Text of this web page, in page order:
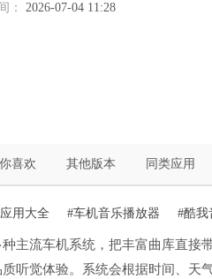
： 2026-07-04 11:28
喜欢 其他版本 同类应用
用大全 #车机音乐播放器 #酷我
主流车机系统，把丰富曲库直接
听觉体验。系统会根据时间、天